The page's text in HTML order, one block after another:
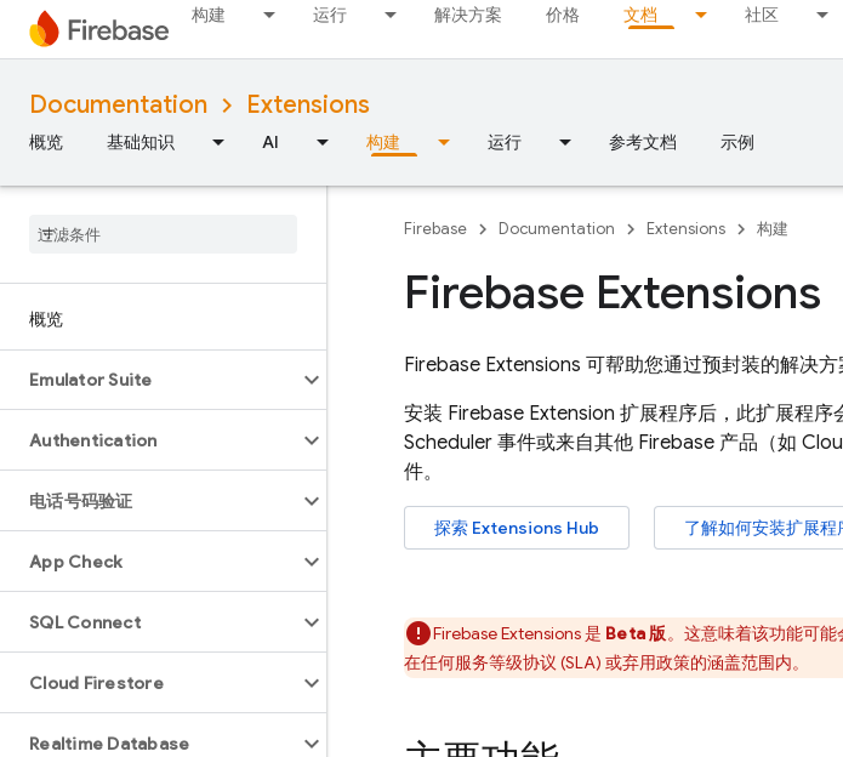
构建 运行 解决方案 价格 文档 社区
Documentation Extensions
概览 基础知识 AI 构建 运行 参考文档 示例
概览
Emulator Suite
Authentication
电话号码验证
App Check
SQL Connect
Cloud Firestore
Realtime Database
Firebase Documentation Extensions 构建
Firebase Extensions
Firebase Extensions 可帮助您通过预封装的解决方
安装 Firebase Extension 扩展程序后，此扩展程序
Scheduler 事件或来自其他 Firebase 产品（如
件。
探索 Extensions Hub 了解如何安装扩展程
Firebase Extensions是 Beta 版。这意味着该功能可
在任何服务等级协议 (SLA) 或弃用政策的涵盖范围内。